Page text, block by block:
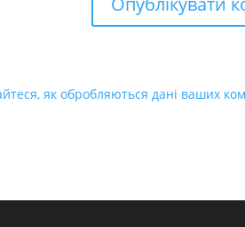
як обробляються дані ваших